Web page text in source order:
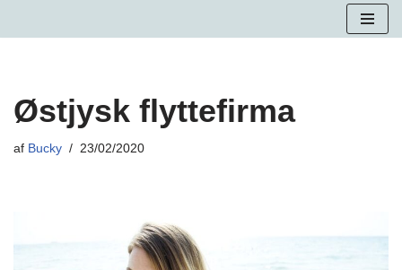
Østjysk flyttefirma
af Bucky 23/02/2020